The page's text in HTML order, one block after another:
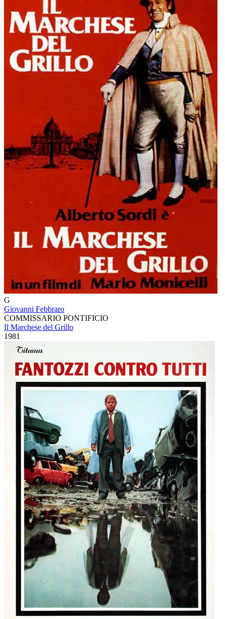
G
Giovanni Febbraro
COMMISSARIO PONTIFICIO
Il Marchese del Grillo
1981